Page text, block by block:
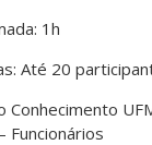
1h
Até 20
Conhecimento
Funcionários